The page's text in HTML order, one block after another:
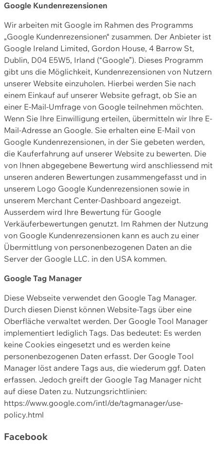
Google Kundenrezensionen
Wir arbeiten mit Google im Rahmen des Programms
„Google Kundenrezensionen“ zusammen. Der Anbieter ist
Google Ireland Limited, Gordon House, 4 Barrow St,
Dublin, D04 E5W5, Irland (“Google”). Dieses Programm
gibt uns die Möglichkeit, Kundenrezensionen von Nutzern
unserer Website einzuholen. Hierbei werden Sie nach
einem Einkauf auf unserer Website gefragt, ob Sie an
einer E-Mail-Umfrage von Google teilnehmen möchten.
Wenn Sie Ihre Einwilligung erteilen, übermitteln wir Ihre E-
Mail-Adresse an Google. Sie erhalten eine E-Mail von
Google Kundenrezensionen, in der Sie gebeten werden,
die Kauferfahrung auf unserer Website zu bewerten. Die
von Ihnen abgegebene Bewertung wird anschliessend mit
unseren anderen Bewertungen zusammengefasst und in
unserem Logo Google Kundenrezensionen sowie in
unserem Merchant Center-Dashboard angezeigt.
Ausserdem wird Ihre Bewertung für Google
Verkäuferbewertungen genutzt. Im Rahmen der Nutzung
von Google Kundenrezensionen kann es auch zu einer
Übermittlung von personenbezogenen Daten an die
Server der Google LLC. in den USA kommen.
Google Tag Manager
Diese Webseite verwendet den Google Tag Manager.
Durch diesen Dienst können Website-Tags über eine
Oberfläche verwaltet werden. Der Google Tool Manager
implementiert lediglich Tags. Das bedeutet: Es werden
keine Cookies eingesetzt und es werden keine
personenbezogenen Daten erfasst. Der Google Tool
Manager löst andere Tags aus, die wiederum ggf. Daten
erfassen. Jedoch greift der Google Tag Manager nicht
auf diese Daten zu. Nutzungsrichtlinien:
https://www.google.com/intl/de/tagmanager/use-
policy.html
Facebook